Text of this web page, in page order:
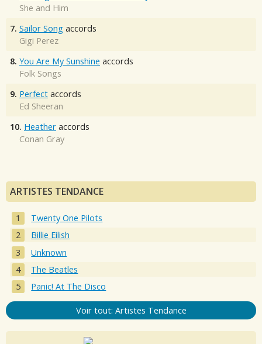
She and Him
7. Sailor Song accords
Gigi Perez
8. You Are My Sunshine accords
Folk Songs
9. Perfect accords
Ed Sheeran
10. Heather accords
Conan Gray
ARTISTES TENDANCE
Twenty One Pilots
Billie Eilish
Unknown
The Beatles
Panic! At The Disco
Voir tout: Artistes Tendance